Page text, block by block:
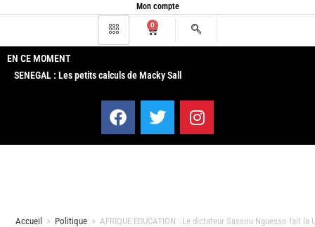
Mon compte
0
EN CE MOMENT
SENEGAL : Les petits calculs de Macky Sall
Accueil > Politique > AFRIQUE EDUCATION : Le dictateur Sassou Nguesso fait la